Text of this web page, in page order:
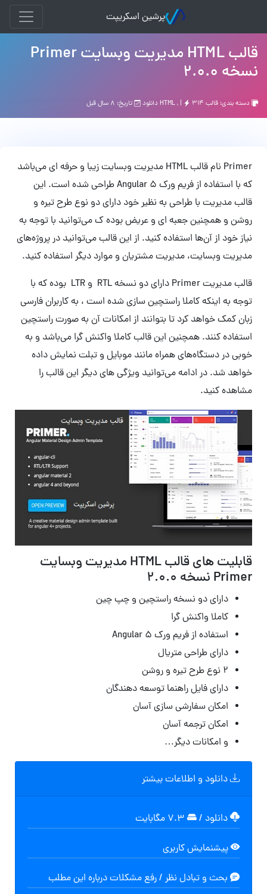
پرشین اسکریپت
قالب HTML مدیریت وبسایت Primer
نسخه 2.0.0
دسته بندی: قالب HTML , | ۳۱۴ دانلود تاریخ: ۸ سال قبل
Primer نام قالب HTML مدیریت وبسایت زیبا و حرفه ای می‌باشد
که با استفاده از فریم ورک Angular 5 طراحی شده است. این
قالب مدیریت با طراحی به نظیر خود دارای دو نوع طرح تیره و
روشن و همچنین جعبه ای و عریض بوده ک می‌توانید با توجه به
نیاز خود از آن‌ها استفاده کنید. از این قالب می‌توانید در پروژه‌های
مدیریت وبسایت، مدیریت مشتریان و موارد دیگر استفاده کنید.
قالب مدیریت Primer دارای دو نسخه RTL و LTR بوده که با
توجه به اینکه کاملا راستچین سازی شده است ، به کاربران فارسی
زبان کمک خواهد کرد تا بتوانند از امکانات آن به صورت راستچین
استفاده کنند. همچنین این قالب کاملا واکنش گرا می‌باشد و به
خوبی در دستگاه‌های همراه مانند موبایل و تبلت نمایش داده
خواهد شد. در ادامه می‌توانید ویژگی های دیگر این قالب را
مشاهده کنید.
قابلیت های قالب HTML مدیریت وبسایت
Primer نسخه 2.0.0
دارای دو نسخه راستچین و چپ چین
کاملا واکنش گرا
استفاده از فریم ورک Angular 5
دارای طراحی متریال
۲ نوع طرح تیره و روشن
دارای فایل راهنما توسعه دهندگان
امکان سفارشی سازی آسان
امکان ترجمه آسان
و امکانات دیگر…
دانلود و اطلاعات بیشتر
دانلود /
پیشنمایش کاربری
بحث و تبادل نظر / رفع مشکلات درباره این مطلب